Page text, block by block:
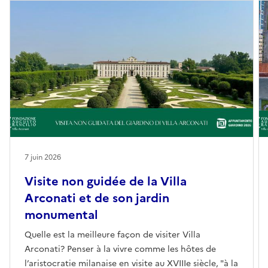
Visite non guidée de la Villa
Arconati et de son jardin
monumental
Quelle est la meilleure façon de visiter Villa
Arconati? Penser à la vivre comme les hôtes de
l’aristocratie milanaise en visite au XVIIIe siècle, "à la
7 juin 2026